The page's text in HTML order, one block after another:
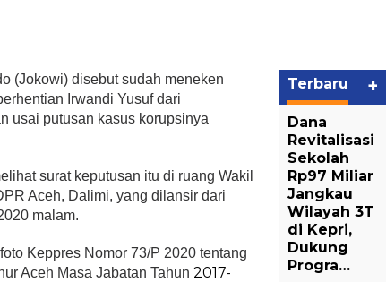
(Jokowi) disebut sudah meneken
Irwandi Yusuf dari
usai putusan kasus korupsinya
surat keputusan itu di ruang Wakil
Aceh, Dalimi, yang dilansir dari
malam.
Keppres Nomor 73/P 2020 tentang
Aceh Masa Jabatan Tahun2017-
Terbaru +
Dana
Revitalisasi
Sekolah
Rp97 Miliar
Jangkau
Wilayah 3T
di Kepri,
Dukung
Progra…